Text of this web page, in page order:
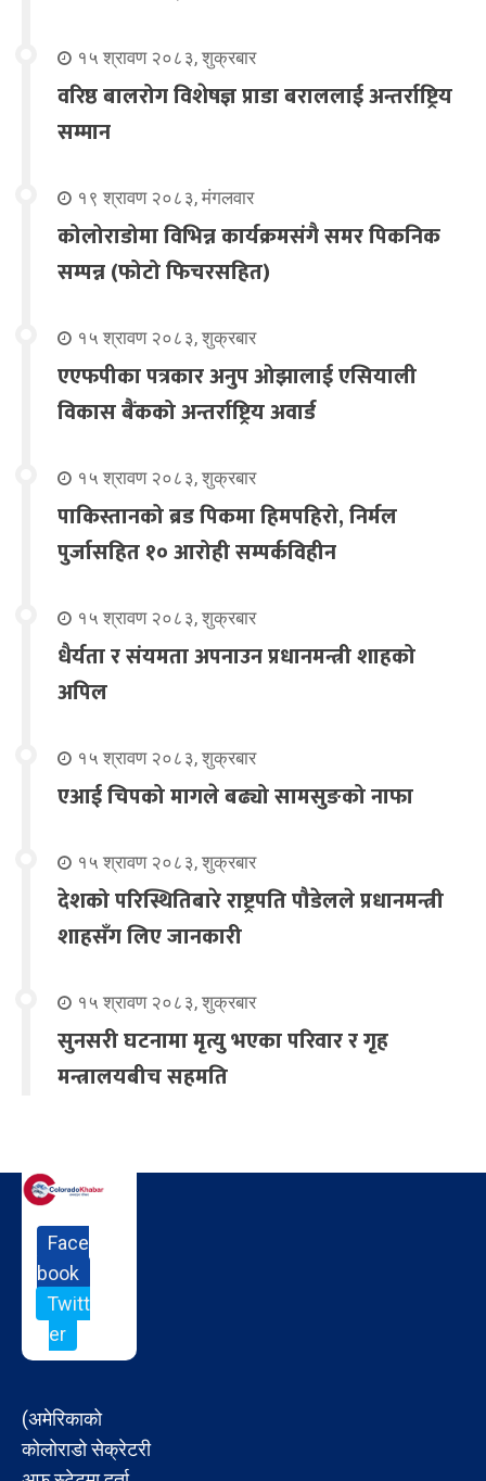
१५ श्रावण २०८३, शुक्रबार
वरिष्ठ बालरोग विशेषज्ञ प्राडा बराललाई अन्तर्राष्ट्रिय
सम्मान
१९ श्रावण २०८३, मंगलवार
कोलोराडोमा विभिन्न कार्यक्रमसंगै समर पिकनिक
सम्पन्न (फोटो फिचरसहित)
१५ श्रावण २०८३, शुक्रबार
एएफपीका पत्रकार अनुप ओझालाई एसियाली
विकास बैंकको अन्तर्राष्ट्रिय अवार्ड
१५ श्रावण २०८३, शुक्रबार
पाकिस्तानको ब्रड पिकमा हिमपहिरो, निर्मल
पुर्जासहित १० आरोही सम्पर्कविहीन
१५ श्रावण २०८३, शुक्रबार
धैर्यता र संयमता अपनाउन प्रधानमन्त्री शाहको
अपिल
१५ श्रावण २०८३, शुक्रबार
एआई चिपको मागले बढ्यो सामसुङको नाफा
१५ श्रावण २०८३, शुक्रबार
देशको परिस्थितिबारे राष्ट्रपति पौडेलले प्रधानमन्त्री
शाहसँग लिए जानकारी
१५ श्रावण २०८३, शुक्रबार
सुनसरी घटनामा मृत्यु भएका परिवार र गृह
मन्त्रालयबीच सहमति
Face
book
Twitt
er
(अमेरिकाको
कोलोराडो सेक्रेटरी